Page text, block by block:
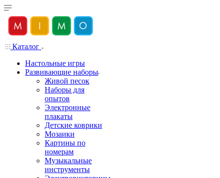
Каталог
Настольные игры
Развивающие наборы
Живой песок
Наборы для
опытов
Электронные
плакаты
Детские коврики
Мозаики
Картины по
номерам
Музыкальные
инструменты